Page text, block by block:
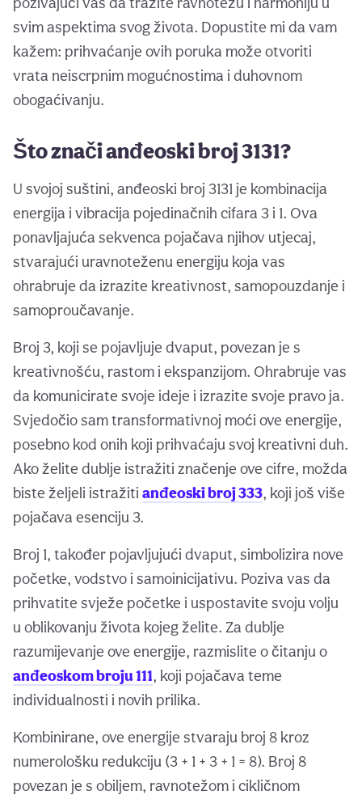
svim aspektima svog života. Dopustite mi da vam
kažem: prihvaćanje ovih poruka može otvoriti
vrata neiscrpnim mogućnostima i duhovnom
obogaćivanju.
Što znači anđeoski broj 3131?
U svojoj suštini, anđeoski broj 3131 je kombinacija
energija i vibracija pojedinačnih cifara 3 i 1. Ova
ponavljajuća sekvenca pojačava njihov utjecaj,
stvarajući uravnoteženu energiju koja vas
ohrabruje da izrazite kreativnost, samopouzdanje i
samoproučavanje.
Broj 3, koji se pojavljuje dvaput, povezan je s
kreativnošću, rastom i ekspanzijom. Ohrabruje vas
da komunicirate svoje ideje i izrazite svoje pravo ja.
Svjedočio sam transformativnoj moći ove energije,
posebno kod onih koji prihvaćaju svoj kreativni duh.
Ako želite dublje istražiti značenje ove cifre, možda
biste željeli istražiti anđeoski broj 333, koji još više
pojačava esenciju 3.
Broj 1, također pojavljujući dvaput, simbolizira nove
početke, vodstvo i samoinicijativu. Poziva vas da
prihvatite svježe početke i uspostavite svoju volju
u oblikovanju života kojeg želite. Za dublje
razumijevanje ove energije, razmislite o čitanju o
anđeoskom broju 111, koji pojačava teme
individualnosti i novih prilika.
Kombinirane, ove energije stvaraju broj 8 kroz
numerološku redukciju (3 + 1 + 3 + 1 = 8). Broj 8
povezan je s obiljem, ravnotežom i cikličnom